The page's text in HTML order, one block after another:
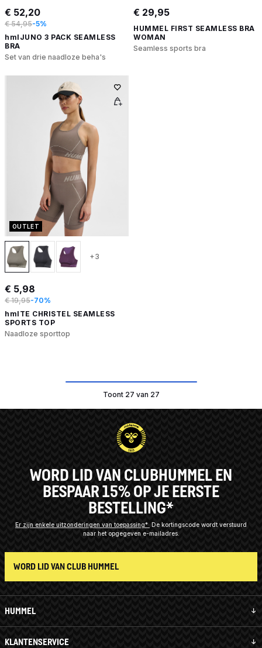
€ 52,20
€ 54,95-5%
hmlJUNO 3 PACK SEAMLESS
BRA
Set van drie naadloze beha's
€ 29,95
HUMMEL FIRST SEAMLESS BRA
WOMAN
Seamless sports bra
OUTLET
+3
€ 5,98
€ 19,95-70%
hmlTE CHRISTEL SEAMLESS
SPORTS TOP
Naadloze sporttop
Toont 27 van 27
HUMMEL
KLANTENSERVICE
WORD LID VAN CLUBHUMMEL EN
BESPAAR 15% OP JE EERSTE
BESTELLING*
Er zijn enkele uitzonderingen van toepassing*
De kortingscode wordt verstuurd
naar het opgegeven e-mailadres.
WORD LID VAN CLUB HUMMEL